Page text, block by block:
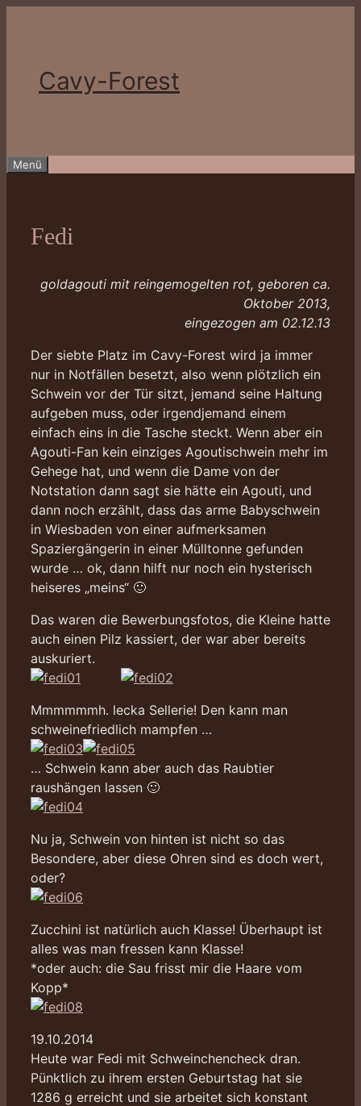
Cavy-Forest
Menü
Fedi
goldagouti mit reingemogelten rot, geboren ca.
Oktober 2013,
eingezogen am 02.12.13
Der siebte Platz im Cavy-Forest wird ja immer
nur in Notfällen besetzt, also wenn plötzlich ein
Schwein vor der Tür sitzt, jemand seine Haltung
aufgeben muss, oder irgendjemand einem
einfach eins in die Tasche steckt. Wenn aber ein
Agouti-Fan kein einziges Agoutischwein mehr im
Gehege hat, und wenn die Dame von der
Notstation dann sagt sie hätte ein Agouti, und
dann noch erzählt, dass das arme Babyschwein
in Wiesbaden von einer aufmerksamen
Spaziergängerin in einer Mülltonne gefunden
wurde … ok, dann hilft nur noch ein hysterisch
heiseres „meins“ 🙂
Das waren die Bewerbungsfotos, die Kleine hatte
auch einen Pilz kassiert, der war aber bereits
auskuriert.
Mmmmmmh. lecka Sellerie! Den kann man
schweinefriedlich mampfen …
… Schwein kann aber auch das Raubtier
raushängen lassen 🙂
Nu ja, Schwein von hinten ist nicht so das
Besondere, aber diese Ohren sind es doch wert,
oder?
Zucchini ist natürlich auch Klasse! Überhaupt ist
alles was man fressen kann Klasse!
*oder auch: die Sau frisst mir die Haare vom
Kopp*
19.10.2014
Heute war Fedi mit Schweinchencheck dran.
Pünktlich zu ihrem ersten Geburtstag hat sie
1286 g erreicht und sie arbeitet sich konstant